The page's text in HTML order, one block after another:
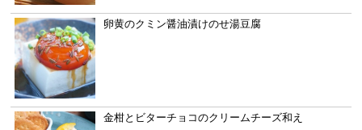
卵黄のクミン醤油漬けのせ湯豆腐
金柑とビターチョコのクリームチーズ和え